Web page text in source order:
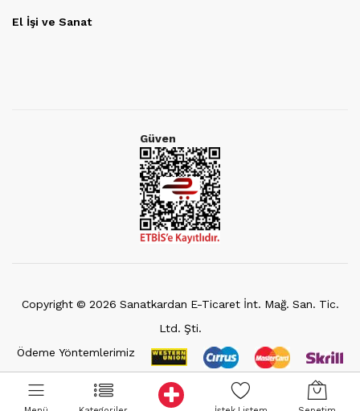
El İşi ve Sanat
Güven
Copyright © 2026 Sanatkardan E-Ticaret İnt. Mağ. San. Tic.
Ltd. Şti.
Ödeme Yöntemlerimiz